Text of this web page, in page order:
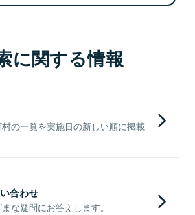
に関する情報
の一覧を実施日の新しい順に掲載
合わせ
な疑問にお答えします。